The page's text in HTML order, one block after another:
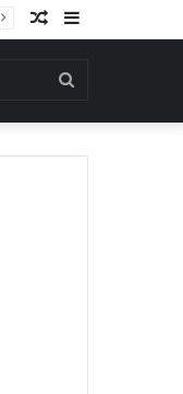
Kenar
Rastgele
yap